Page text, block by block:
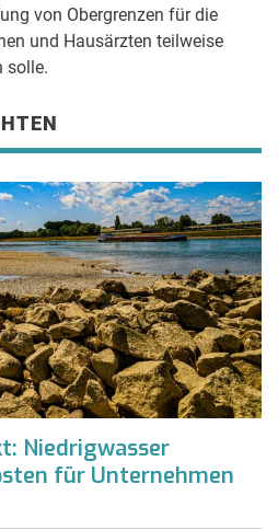
von Obergrenzen für die
und Hausärzten teilweise
solle.
Niedrigwasser
für Unternehmen